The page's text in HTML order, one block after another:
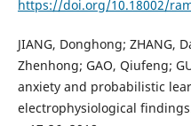
https://doi.org/10.18002/
JIANG, Donghong; ZHANG,
Zhenhong; GAO, Qiufeng;
anxiety and probabilistic
electrophysiological